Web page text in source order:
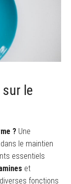
sur le
? Une
le maintien
essentiels
et
fonctions